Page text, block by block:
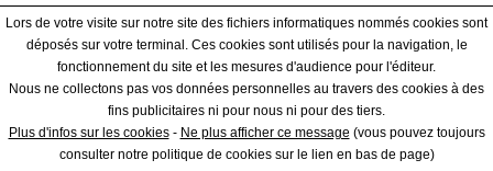
02 - Vervins
03 - Allier
03 - Moulins
ESPACE GRAND PUBLIC : information des utilisateurs
PRO : Créer une fiche / Régle d'affichage
Lors de votre visite sur notre site des fichiers informatiques nommés cookies sont
déposés sur votre terminal. Ces cookies sont utilisés pour la navigation, le
fonctionnement du site et les mesures d'audience pour l'éditeur.
Nous ne collectons pas vos données personnelles au travers des cookies à des
fins publicitaires ni pour nous ni pour des tiers.
Plus d'infos sur les cookies- Ne plus afficher ce message (vous pouvez toujours
consulter notre politique de cookies sur le lien en bas de page)